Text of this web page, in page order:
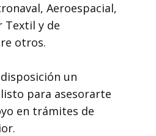
Aeroespacial,
Textil y de
otros.
un
para asesorarte
en trámites de